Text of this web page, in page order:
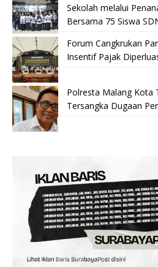
Sekolah melalui
Bersama 75 Siswa
Forum Cangkrukan
Insentif Pajak
Polresta Malang Kota
Tersangka Dugaan